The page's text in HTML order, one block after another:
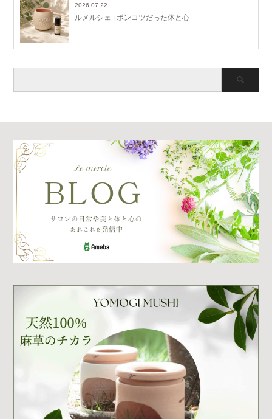
2026.07.22
ルメルシェ | ポンコツだった体と心